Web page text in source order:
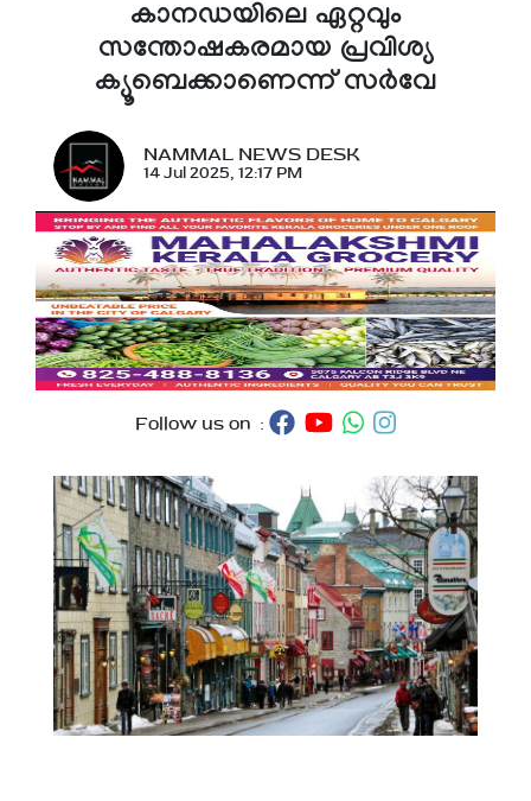
കാനഡയിലെ ഏറ്റവും
സന്തോഷകരമായ പ്രവിശ്യ
ക്യൂബെക്കാണെന്ന് സർവേ
NAMMAL NEWS DESK
14 Jul 2025, 12:17 PM
Follow us on :